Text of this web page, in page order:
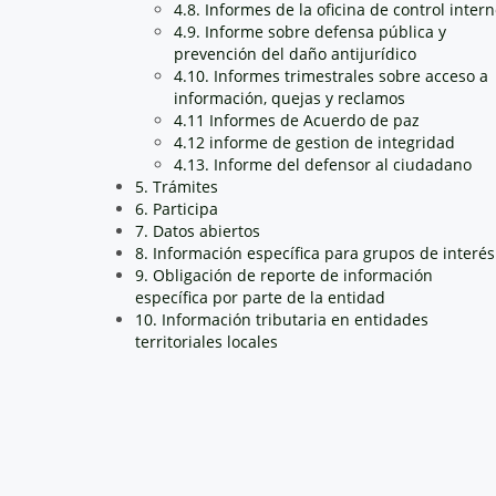
4.8. Informes de la oficina de control
4.9. Informe sobre defensa pública y
prevención del daño antijurídico
4.10. Informes trimestrales sobre acceso a
información, quejas y reclamos
4.11 Informes de Acuerdo de paz
4.12 informe de gestion de integridad
4.13. Informe del defensor al ciudadano
5. Trámites
6. Participa
7. Datos abiertos
8. Información específica para grupos de interés
9. Obligación de reporte de información
específica por parte de la entidad
10. Información tributaria en entidades
territoriales locales